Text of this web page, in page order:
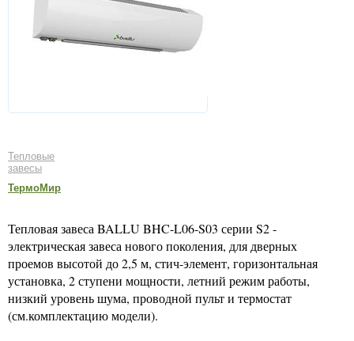
Тепловые
завесы
ТермоМир
Тепловая завеса BALLU BHC-L06-S03 серии S2 -
электрическая завеса нового поколения, для дверных
проемов высотой до 2,5 м, стич-элемент, горизонтальная
установка, 2 ступени мощности, летний режим работы,
низкий уровень шума, проводной пульт и термостат
(см.комплектацию модели).